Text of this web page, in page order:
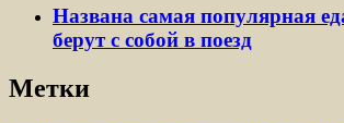
Названа самая популярная
берут с собой в поезд
Метки